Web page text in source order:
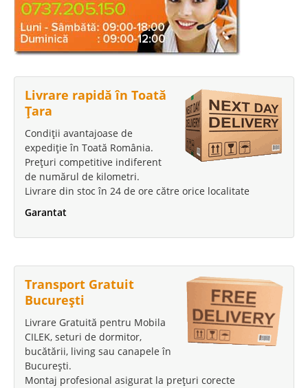
Livrare rapidă în Toată
Țara
Condiții avantajoase de
expediție în Toată România.
Prețuri competitive indiferent
de numărul de kilometri.
Livrare din stoc în 24 de ore către orice localitate
Garantat
Transport Gratuit
București
Livrare Gratuită pentru Mobila
CILEK, seturi de dormitor,
bucătării, living sau canapele în
București.
Montaj profesional asigurat la prețuri corecte